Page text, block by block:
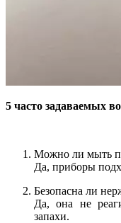
5 часто задаваемых
Можно ли мыть
Да, приборы
Безопасна ли
Да, она не
запахи.